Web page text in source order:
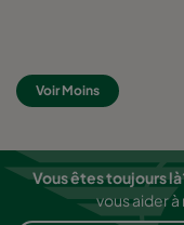
Voir Moins
Vous êtes toujours
vous aider